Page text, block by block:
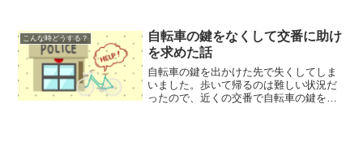
こんな時どうする？
自転車の鍵をなくして交番に助け
を求めた話
自転車の鍵を出かけた先で失くしてしま
いました。歩いて帰るのは難しい状況だ
ったので、近くの交番で自転車の鍵を解